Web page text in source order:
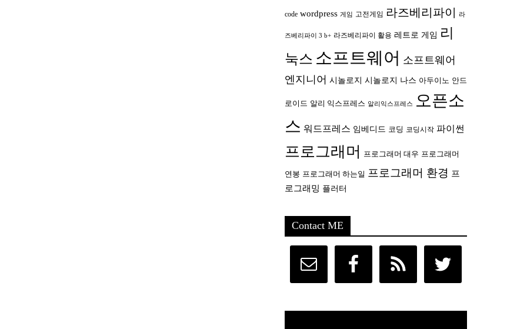
code wordpress 게임 고전게임 라즈베리파이 라
즈베리파이 3 b+ 라즈베리파이 활용 레트로 게임 리
눅스 소프트웨어 소프트웨어
엔지니어 시놀로지 시놀로지 나스 아두이노 안드
로이드 알리 익스프레스 알리익스프레스
오픈소
스 워드프레스 임베디드 코딩 코딩시작 파이썬
프로그래머 프로그래머 대우 프로그래머
연봉 프로그래머 하는일 프로그래머 환경 프
로그래밍 플러터
Contact ME